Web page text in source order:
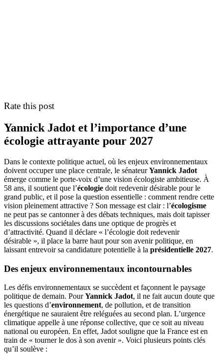
Rate this post
Yannick Jadot et l’importance d’une
écologie attrayante pour 2027
Dans le contexte politique actuel, où les enjeux environnementaux
doivent occuper une place centrale, le sénateurYannick Jadot
émerge comme le porte-voix d’une vision écologiste ambitieuse. À
58 ans, il soutient que l’écologie doit redevenir désirable pour le
grand public, et il pose la question essentielle : comment rendre cette
vision pleinement attractive ? Son message est clair : l’écologisme
ne peut pas se cantonner à des débats techniques, mais doit tapisser
les discussions sociétales dans une optique de progrès et
d’attractivité. Quand il déclare « l’écologie doit redevenir
désirable », il place la barre haut pour son avenir politique, en
laissant entrevoir sa candidature potentielle à la présidentielle 2027.
Des enjeux environnementaux incontournables
Les défis environnementaux se succèdent et façonnent le paysage
politique de demain. PourYannick Jadot, il ne fait aucun doute que
les questions d’environnement, de pollution, et de transition
énergétique ne sauraient être reléguées au second plan. L’urgence
climatique appelle à une réponse collective, que ce soit au niveau
national ou européen. En effet, Jadot souligne que la France est en
train de « tourner le dos à son avenir ». Voici plusieurs points clés
qu’il soulève :